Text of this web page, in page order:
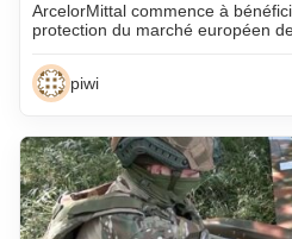
ArcelorMittal commence à
protection du marché européen
piwi